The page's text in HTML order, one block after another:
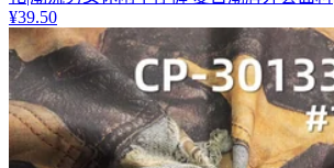
¥39.50